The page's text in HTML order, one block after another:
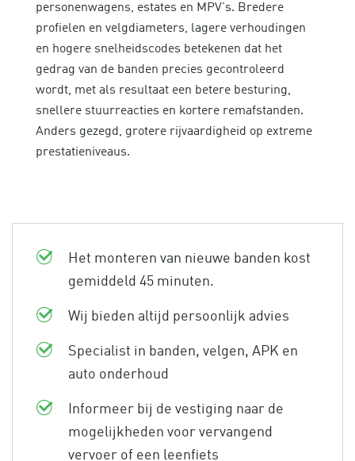
personenwagens, estates en MPV's. Bredere
profielen en velgdiameters, lagere verhoudingen
en hogere snelheidscodes betekenen dat het
gedrag van de banden precies gecontroleerd
wordt, met als resultaat een betere besturing,
snellere stuurreacties en kortere remafstanden.
Anders gezegd, grotere rijvaardigheid op extreme
prestatieniveaus.
Het monteren van nieuwe banden kost
gemiddeld 45 minuten.
Wij bieden altijd persoonlijk advies
Specialist in banden, velgen, APK en
auto onderhoud
Informeer bij de vestiging naar de
mogelijkheden voor vervangend
vervoer of een leenfiets